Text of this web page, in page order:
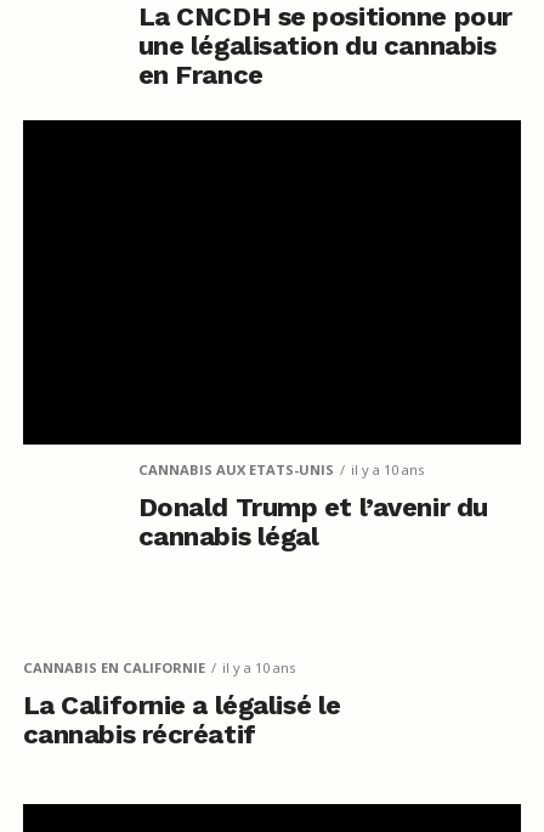
La CNCDH se positionne pour
une légalisation du cannabis
en France
CANNABIS AUX ETATS-UNIS il y a 10 ans
Donald Trump et l’avenir du
cannabis légal
CANNABIS EN CALIFORNIE il y a 10 ans
La Californie a légalisé le
cannabis récréatif